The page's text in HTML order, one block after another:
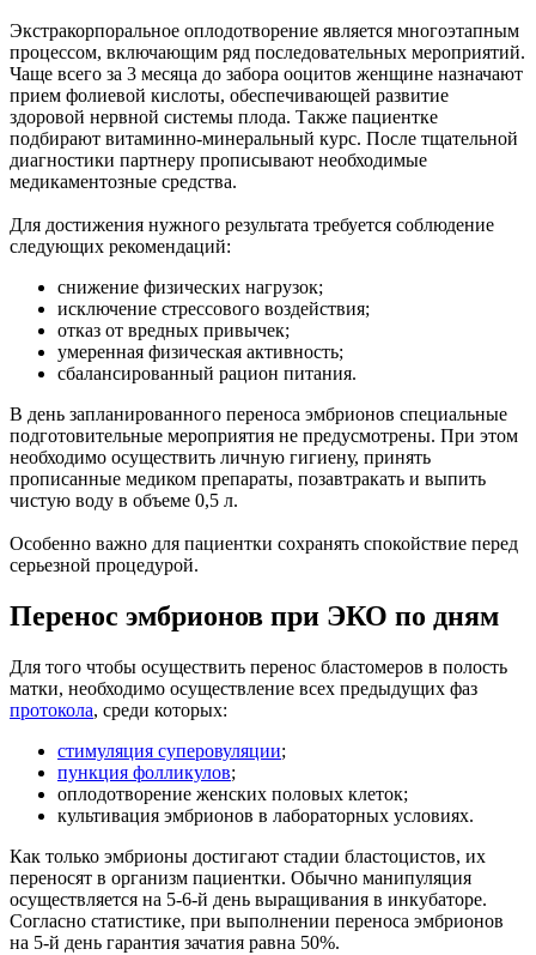
Экстракорпоральное оплодотворение является многоэтапным
процессом, включающим ряд последовательных мероприятий.
Чаще всего за 3 месяца до забора ооцитов женщине назначают
прием фолиевой кислоты, обеспечивающей развитие
здоровой нервной системы плода. Также пациентке
подбирают витаминно-минеральный курс. После тщательной
диагностики партнеру прописывают необходимые
медикаментозные средства.
Для достижения нужного результата требуется соблюдение
следующих рекомендаций:
снижение физических нагрузок;
исключение стрессового воздействия;
отказ от вредных привычек;
умеренная физическая активность;
сбалансированный рацион питания.
В день запланированного переноса эмбрионов специальные
подготовительные мероприятия не предусмотрены. При этом
необходимо осуществить личную гигиену, принять
прописанные медиком препараты, позавтракать и выпить
чистую воду в объеме 0,5 л.
Особенно важно для пациентки сохранять спокойствие перед
серьезной процедурой.
Перенос эмбрионов при ЭКО по дням
Для того чтобы осуществить перенос бластомеров в полость
матки, необходимо осуществление всех предыдущих фаз
протокола, среди которых:
стимуляция суперовуляции;
пункция фолликулов;
оплодотворение женских половых клеток;
культивация эмбрионов в лабораторных условиях.
Как только эмбрионы достигают стадии бластоцистов, их
переносят в организм пациентки. Обычно манипуляция
осуществляется на 5-6-й день выращивания в инкубаторе.
Согласно статистике, при выполнении переноса эмбрионов
на 5-й день гарантия зачатия равна 50%.